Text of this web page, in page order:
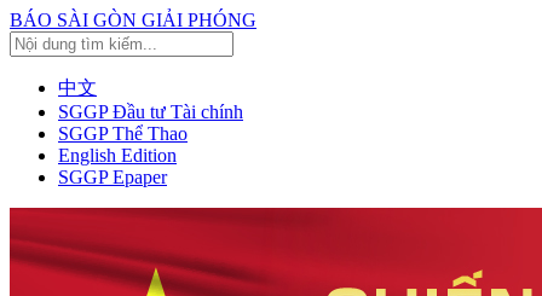
BÁO SÀI GÒN GIẢI PHÓNG
中文
SGGP Đầu tư Tài chính
SGGP Thể Thao
English Edition
SGGP Epaper